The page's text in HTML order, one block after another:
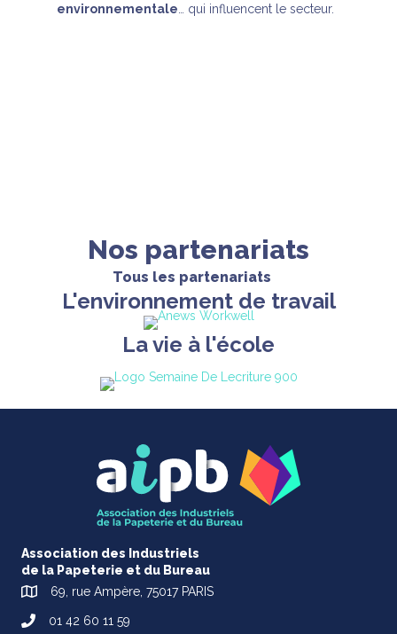
environnementale … qui influencent le secteur.
Nos partenariats
Tous les partenariats
L'environnement de travail
La vie à l'école
Association des Industriels
de la Papeterie et du Bureau
69, rue Ampère, 75017 PARIS
01 42 60 11 59